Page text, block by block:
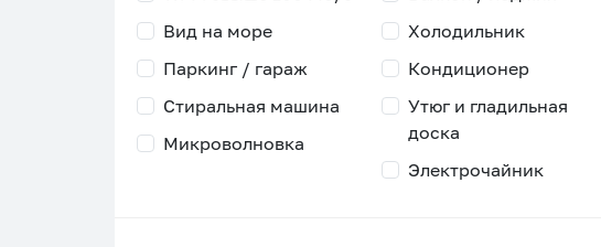
Вид на море
Паркинг / гараж
Холодильник
Кондиционер
Стиральная машина
Микроволновка
Утюг и гладильная
доска
Электрочайник